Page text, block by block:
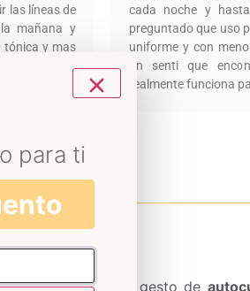
las líneas de
mañana y
tónica y mas
cuidados
cada noche y
preguntado que uso
uniforme y con
fin senti que
realmente funciona
De hecho, es un gesto de
para ti